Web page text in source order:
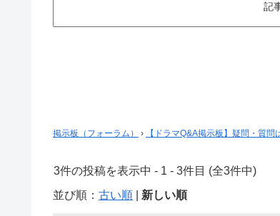
記
掲示板（フォーラム） › 【ドラマQ&A掲示板】疑問・質
3件の投稿を表示中 - 1 - 3件目 (全3件中)
並び順： 古い順 新しい順